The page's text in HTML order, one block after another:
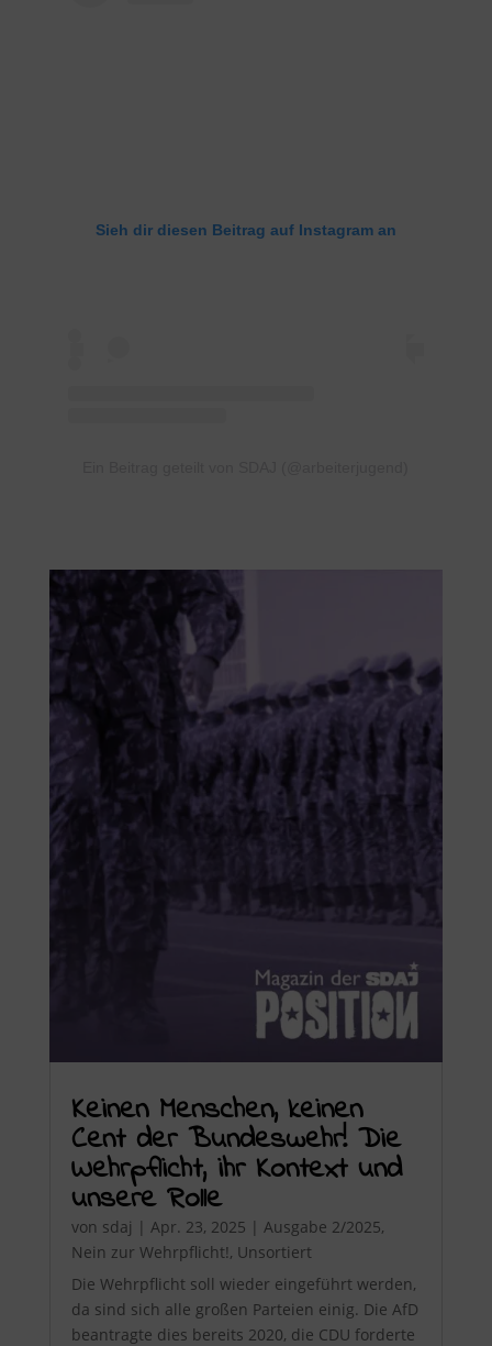
Sieh dir diesen Beitrag auf Instagram an
Keinen Menschen, keinen
Cent der Bundeswehr! Die
Wehrpflicht, ihr Kontext und
unsere Rolle
von sdaj | Apr. 23, 2025 | Ausgabe 2/2025,
Nein zur Wehrpflicht!, Unsortiert
Die Wehrpflicht soll wieder eingeführt werden,
da sind sich alle großen Parteien einig. Die AfD
beantragte dies bereits 2020, die CDU forderte